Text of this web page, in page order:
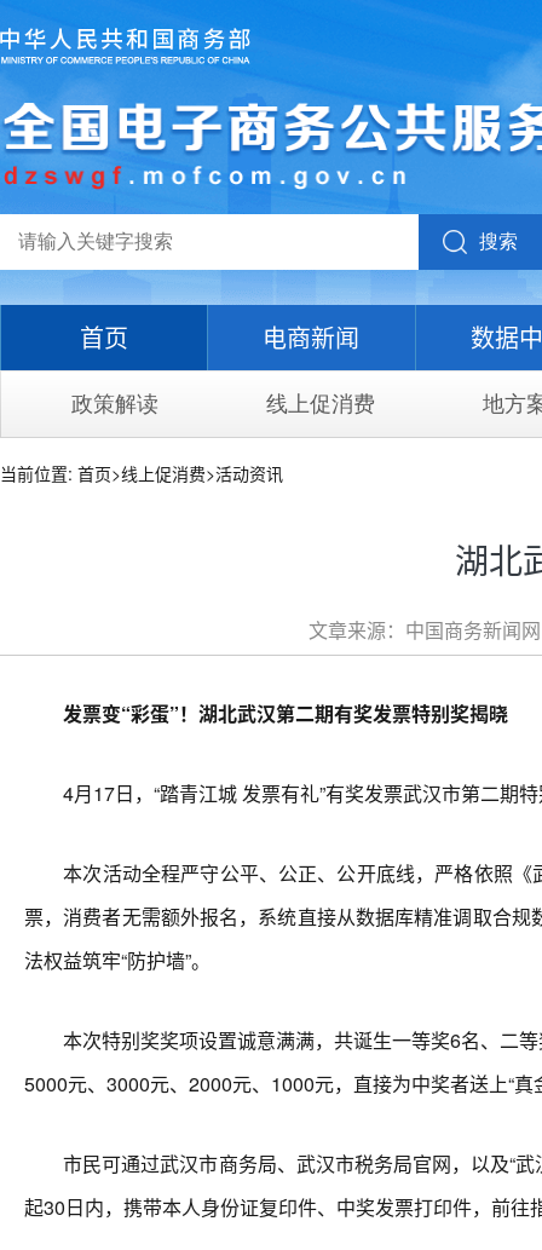
搜索
首页 电商新闻 数据
政策解读 线上促消费 地方
当前位置: 首页>线上促消费>活动资讯
湖北
文章来源：中国商务新闻
发票变“彩蛋”！湖北武汉第二期有奖发票特别奖揭晓
4月17日，“踏青江城 发票有礼”有奖发票武汉市第二期特
本次活动全程严守公平、公正、公开底线，严格依照《
票，消费者无需额外报名，系统直接从数据库精准调取合
法权益筑牢“防护墙”。
本次特别奖奖项设置诚意满满，共诞生一等奖6名、二等
5000元、3000元、2000元、1000元，直接为中奖者送上“真
市民可通过武汉市商务局、武汉市税务局官网，以及“武
起30日内，携带本人身份证复印件、中奖发票打印件，前